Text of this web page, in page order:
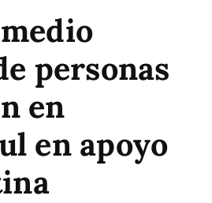
personas
en
en apoyo